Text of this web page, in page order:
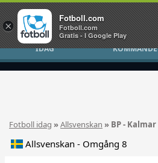
IDAG KOMMANDE
Fotboll idag »Allsvenskan » BP - Kalmar
Allsvenskan - Omgång 8
×
Fotboll.com
Fotboll.com
Gratis - I Google Play